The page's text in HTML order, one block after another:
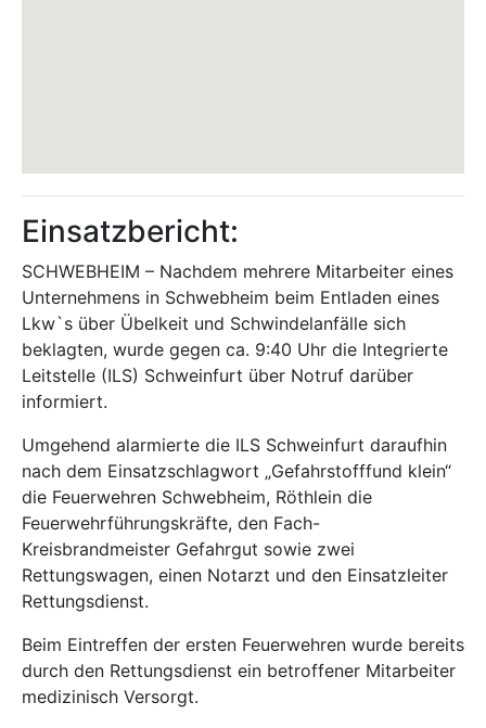
Einsatzbericht:
SCHWEBHEIM – Nachdem mehrere Mitarbeiter eines
Unternehmens in Schwebheim beim Entladen eines
Lkw`s über Übelkeit und Schwindelanfälle sich
beklagten, wurde gegen ca. 9:40 Uhr die Integrierte
Leitstelle (ILS) Schweinfurt über Notruf darüber
informiert.
Umgehend alarmierte die ILS Schweinfurt daraufhin
nach dem Einsatzschlagwort „Gefahrstofffund klein“
die Feuerwehren Schwebheim, Röthlein die
Feuerwehrführungskräfte, den Fach-
Kreisbrandmeister Gefahrgut sowie zwei
Rettungswagen, einen Notarzt und den Einsatzleiter
Rettungsdienst.
Beim Eintreffen der ersten Feuerwehren wurde bereits
durch den Rettungsdienst ein betroffener Mitarbeiter
medizinisch Versorgt.